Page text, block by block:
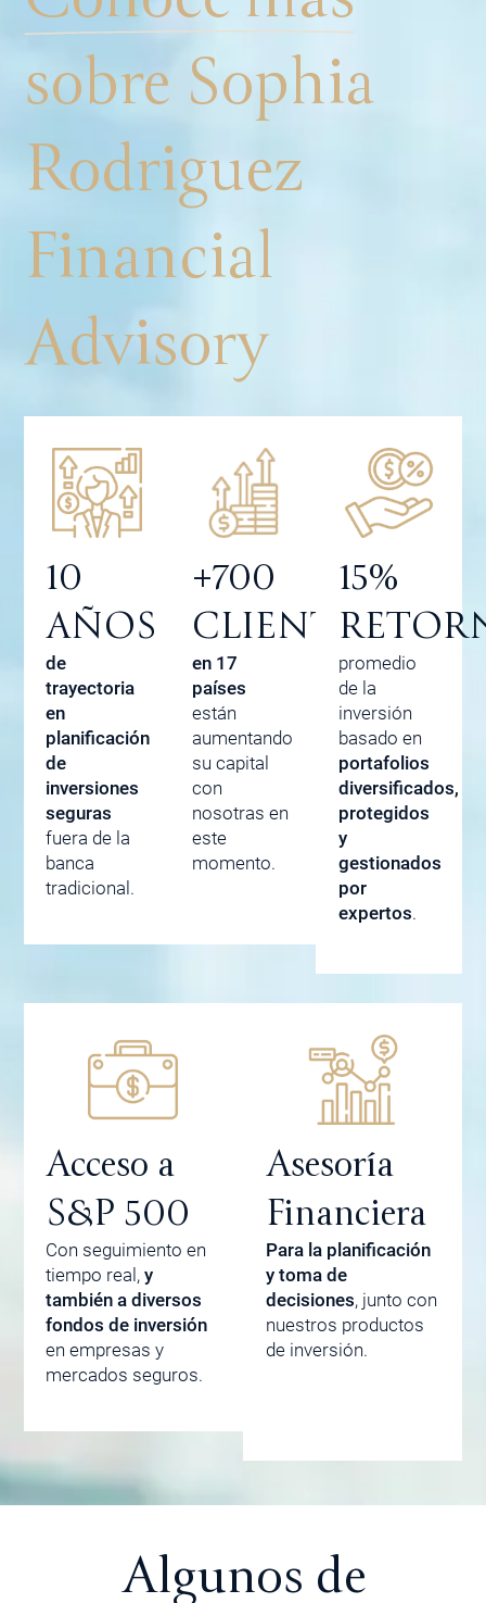
sobre Sophia
Rodriguez
Financial
Advisory
10
AÑOS
de
trayectoria
en
planificación
de
inversiones
seguras
fuera de la
banca
tradicional.
+700
CLIENTES
en 17
países
están
aumentando
su capital
con
nosotras en
este
momento.
15%
promedio
de la
inversión
basado en
portafolios
diversificados,
protegidos
y
gestionados
por
expertos.
Acceso a
S&P 500
Con seguimiento en
tiempo real,y
también a diversos
fondos de inversión
en empresas y
mercados seguros.
Asesoría
Financiera
Para la planificación
y toma de
decisiones, junto con
nuestros productos
de inversión.
Algunos de